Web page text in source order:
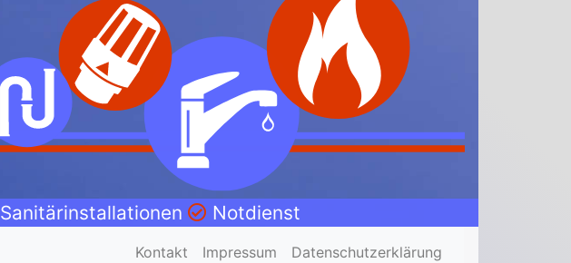
Sanitärinstallationen Notdienst
Kontakt Impressum Datenschutzerklärung